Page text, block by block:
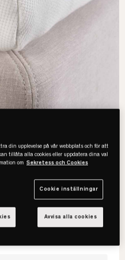
din upplevelse på vår webbplats och för att
tillåta alla cookies eller uppdatera dina val
om Sekretess och Cookies
Cookie inställningar
Avvisa alla cookies